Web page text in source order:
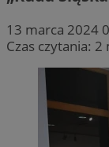
13 marca 2024
Czas czytania: 2